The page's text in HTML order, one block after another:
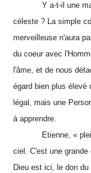
Y a-t-il une
céleste ? La simple
merveilleuse n'aura
du coeur avec
l'âme, et de nous
égard bien plus élevé
légal, mais une
à apprendre.
Etienne, « plein
ciel. C'est une
Dieu est ici, le don